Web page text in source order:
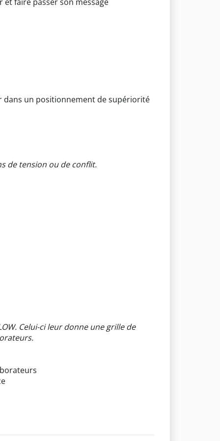
dans un positionnement de supériorité
de tension ou de conflit.
Celui-ci leur donne une grille de